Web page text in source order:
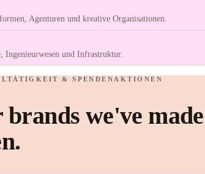
Agenturen und kreative Organisationen.
und Infrastruktur.
& SPENDENAKTIONEN
brands we've